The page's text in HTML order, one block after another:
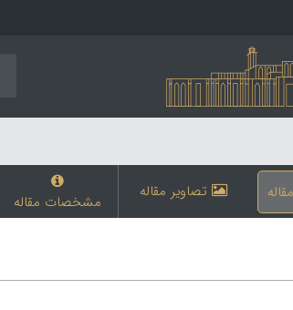
تصاویر مقاله مشخصات مقاله